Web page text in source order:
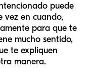
puede
vez en cuando,
para que te
mucho sentido,
te expliquen
manera.